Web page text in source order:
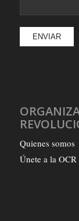
Quienes somos
Únete a la OCR